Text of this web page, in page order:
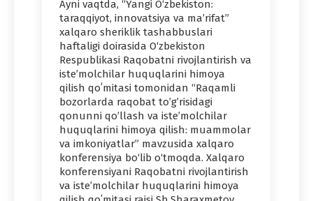
Ayni vaqtda, “Yangi O‘zbekiston:
taraqqiyot, innovatsiya va ma’rifat”
xalqaro sheriklik tashabbuslari
haftaligi doirasida O‘zbekiston
Respublikasi Raqobatni rivojlantirish va
isteʼmolchilar huquqlarini himoya
qilish qoʻmitasi tomonidan “Raqamli
bozorlarda raqobat to’g’risidagi
qonunni qo’llash va isteʼmolchilar
huquqlarini himoya qilish: muammolar
va imkoniyatlar” mavzusida xalqaro
konferensiya bo‘lib o‘tmoqda. Xalqaro
konferensiyani Raqobatni rivojlantirish
va isteʼmolchilar huquqlarini himoya